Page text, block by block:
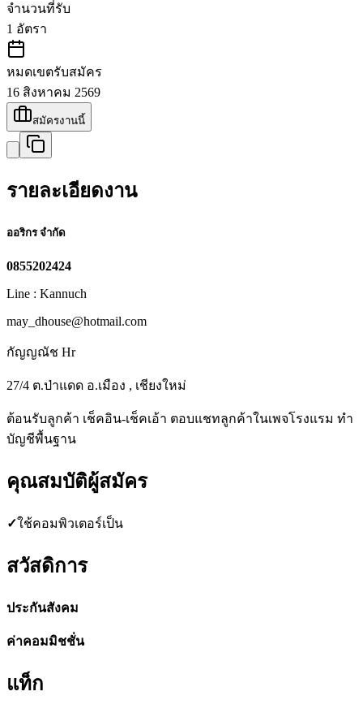
จำนวนที่รับ
1 อัตรา
หมดเขตรับสมัคร
16 สิงหาคม 2569
สมัครงานนี้
รายละเอียดงาน
ออริกร จำกัด
0855202424
Line : Kannuch
may_dhouse@hotmail.com
กัญญณัช Hr
27/4 ต.ป่าแดด อ.เมือง , เชียงใหม่
ต้อนรับลูกค้า เช็คอิน-เช็คเอ้า ตอบแชทลูกค้าในเพจโรงแรม ทำ
บัญชีพื้นฐาน
คุณสมบัติผู้สมัคร
✓ใช้คอมพิวเตอร์เป็น
สวัสดิการ
ประกันสังคม
ค่าคอมมิชชั่น
แท็ก